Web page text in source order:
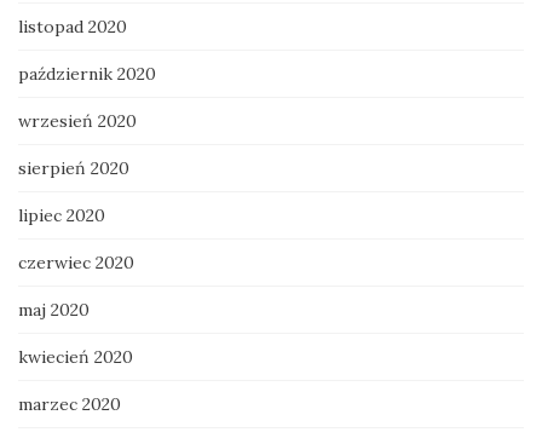
listopad 2020
październik 2020
wrzesień 2020
sierpień 2020
lipiec 2020
czerwiec 2020
maj 2020
kwiecień 2020
marzec 2020